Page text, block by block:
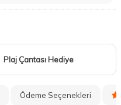
Plaj Çantası Hediye
Ödeme Seçenekleri